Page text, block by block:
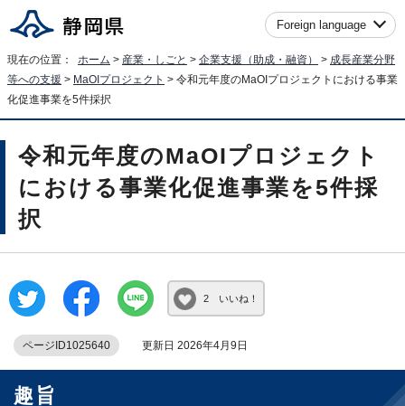
Foreign language
現在の位置： ホーム > 産業・しごと > 企業支援（助成・融資） > 成長産業分野
等への支援 > MaOIプロジェクト > 令和元年度のMaOIプロジェクトにおける事業
化促進事業を5件採択
令和元年度のMaOIプロジェクト
における事業化促進事業を5件採
択
2 いいね！
ページID1025640 更新日 2026年4月9日
趣旨